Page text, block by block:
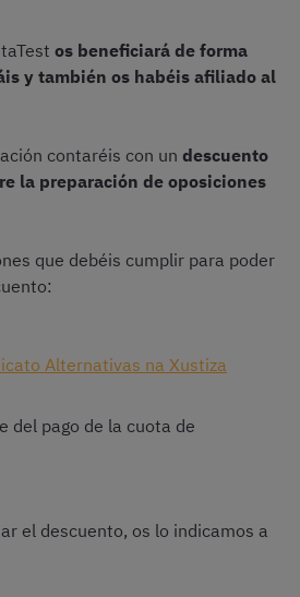
os beneficiará de forma
y también os habéis afiliado al
contaréis con un descuento
la preparación de oposiciones
que debéis cumplir para poder
Alternativas na Xustiza
del pago de la cuota de
el descuento, os lo indicamos a